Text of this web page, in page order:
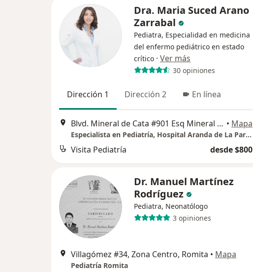
Dra. Maria Suced Arano
Zarrabal
Pediatra, Especialidad en medicina
del enfermo pediátrico en estado
crítico · Ver más
30 opiniones
Dirección 1 Dirección 2 En línea
Blvd. Mineral de Cata #901 Esq Mineral de Rayas Puerto Interior, 36275 Silao, Gto., Silao • Mapa
Especialista en Pediatría, Hospital Aranda de La Parra Puerto Interior, Silao Gto.
Visita Pediatría desde $800
Dr. Manuel Martínez
Rodríguez
Pediatra, Neonatólogo
3 opiniones
Villagómez #34, Zona Centro, Romita • Mapa
Pediatría Romita